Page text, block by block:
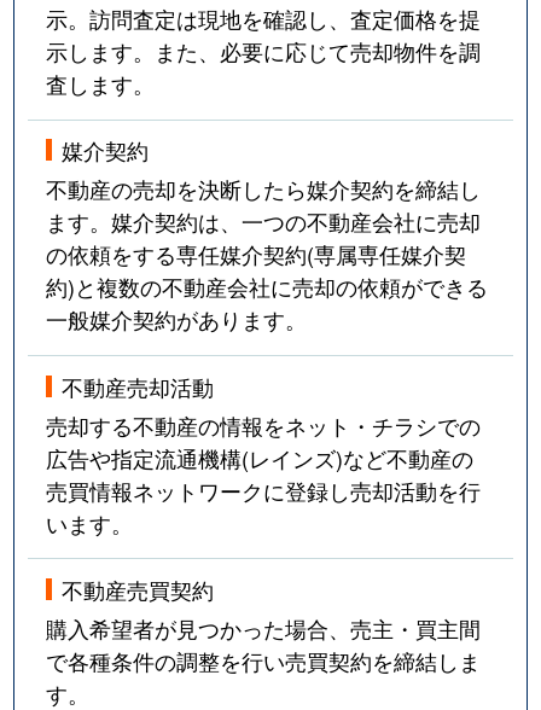
示。訪問査定は現地を確認し、査定価格を提
示します。また、必要に応じて売却物件を調
査します。
媒介契約
不動産の売却を決断したら媒介契約を締結し
ます。媒介契約は、一つの不動産会社に売却
の依頼をする専任媒介契約(専属専任媒介契
約)と複数の不動産会社に売却の依頼ができる
一般媒介契約があります。
不動産売却活動
売却する不動産の情報をネット・チラシでの
広告や指定流通機構(レインズ)など不動産の
売買情報ネットワークに登録し売却活動を行
います。
不動産売買契約
購入希望者が見つかった場合、売主・買主間
で各種条件の調整を行い売買契約を締結しま
す。